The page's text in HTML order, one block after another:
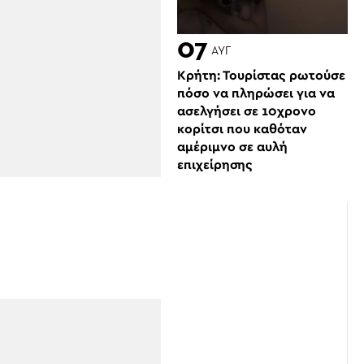
07 ΑΥΓ
Κρήτη: Τουρίστας ρωτούσε
πόσο να πληρώσει για να
ασελγήσει σε 10χρονο
κορίτσι που καθόταν
αμέριμνο σε αυλή
επιχείρησης